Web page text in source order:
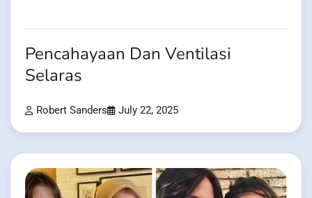
Pencahayaan Dan Ventilasi
Selaras
Robert Sanders July 22, 2025